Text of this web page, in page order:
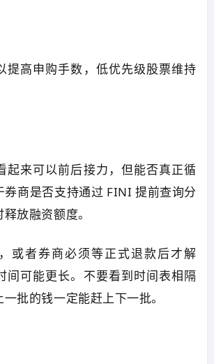
提高申购手数，低优先级股票维持
起来可以前后接力，但能否真正循
券商是否支持通过 FINI 提前查询分
放融资额度。
或者券商必须等正式退款后才解
间可能更长。不要看到时间表相隔
批的钱一定能赶上下一批。